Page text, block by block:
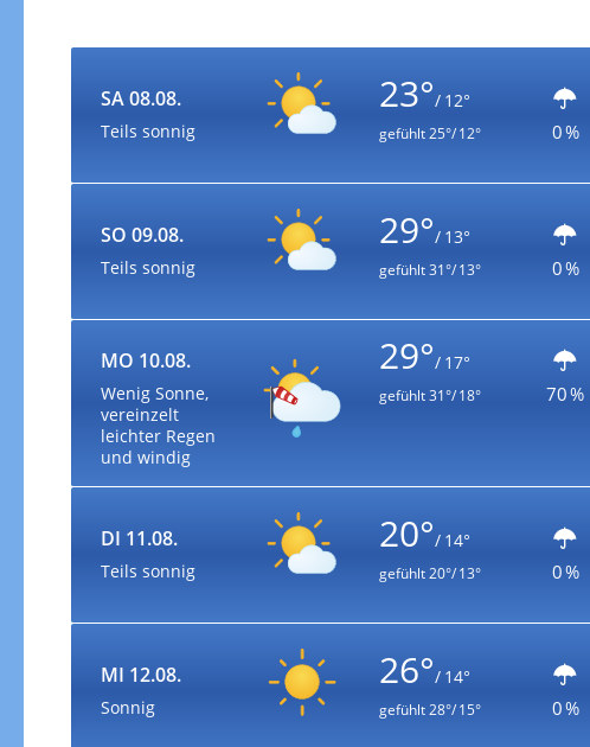
SA 08.08.
Teils sonnig
23°/ 12°
gefühlt25°/ 12° 0 %
SO 09.08.
Teils sonnig
29°/ 13°
gefühlt31°/ 13° 0 %
MO 10.08.
Wenig Sonne,
vereinzelt
leichter Regen
und windig
29°/ 17°
gefühlt31°/ 18° 70 %
DI 11.08.
Teils sonnig
20°/ 14°
gefühlt20°/ 13° 0 %
MI 12.08.
Sonnig
26°/ 14°
gefühlt28°/ 15° 0 %